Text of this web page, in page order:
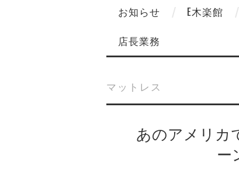
お知らせ E木楽館
店長業務
マットレス
あのアメリカ
ー